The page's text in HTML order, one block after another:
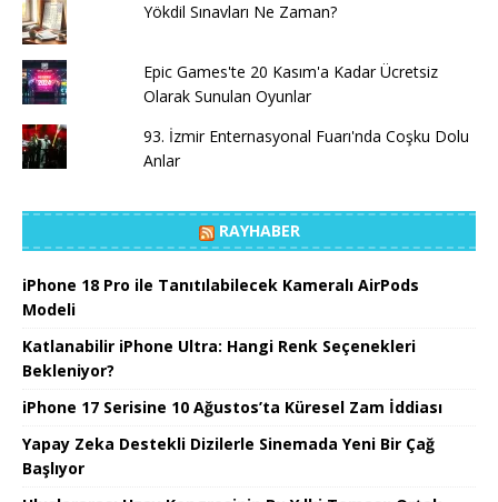
Yökdil Sınavları Ne Zaman?
Epic Games'te 20 Kasım'a Kadar Ücretsiz
Olarak Sunulan Oyunlar
93. İzmir Enternasyonal Fuarı'nda Coşku Dolu
Anlar
RAYHABER
iPhone 18 Pro ile Tanıtılabilecek Kameralı AirPods
Modeli
Katlanabilir iPhone Ultra: Hangi Renk Seçenekleri
Bekleniyor?
iPhone 17 Serisine 10 Ağustos’ta Küresel Zam İddiası
Yapay Zeka Destekli Dizilerle Sinemada Yeni Bir Çağ
Başlıyor